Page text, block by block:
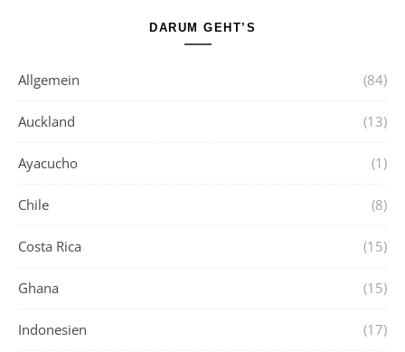
DARUM GEHT’S
Allgemein (84)
Auckland (13)
Ayacucho (1)
Chile (8)
Costa Rica (15)
Ghana (15)
Indonesien (17)